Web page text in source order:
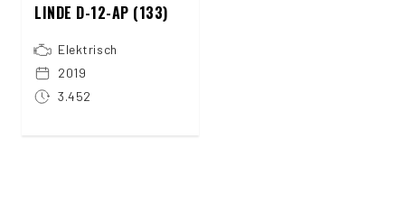
LINDE D-12-AP (133)
Elektrisch
2019
3.452